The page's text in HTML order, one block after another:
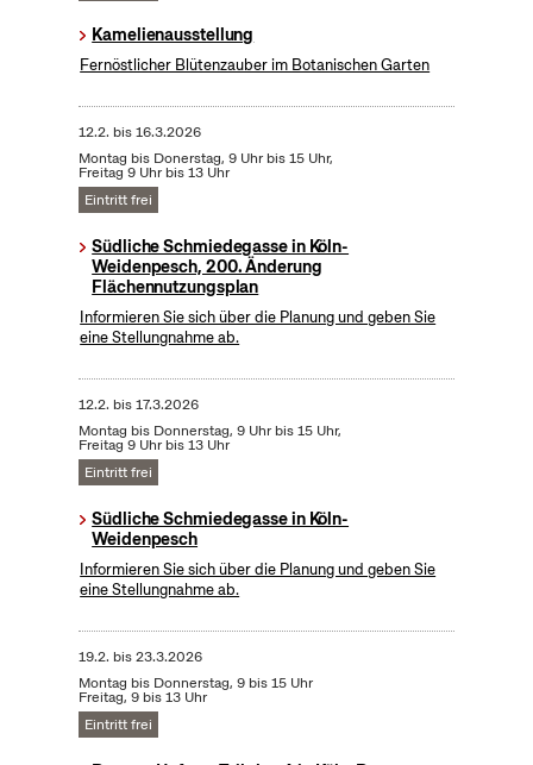
Kamelienausstellung
Fernöstlicher Blütenzauber im Botanischen Garten
12.2. bis16.3.2026
Montag bis Donerstag, 9 Uhr bis 15 Uhr,
Freitag 9 Uhr bis 13 Uhr
Eintritt frei
Südliche Schmiedegasse in Köln-
Weidenpesch, 200. Änderung
Flächennutzungsplan
Informieren Sie sich über die Planung und geben Sie
eine Stellungnahme ab.
12.2. bis17.3.2026
Montag bis Donnerstag, 9 Uhr bis 15 Uhr,
Freitag 9 Uhr bis 13 Uhr
Eintritt frei
Südliche Schmiedegasse in Köln-
Weidenpesch
Informieren Sie sich über die Planung und geben Sie
eine Stellungnahme ab.
19.2. bis23.3.2026
Montag bis Donnerstag, 9 bis 15 Uhr
Freitag, 9 bis 13 Uhr
Eintritt frei